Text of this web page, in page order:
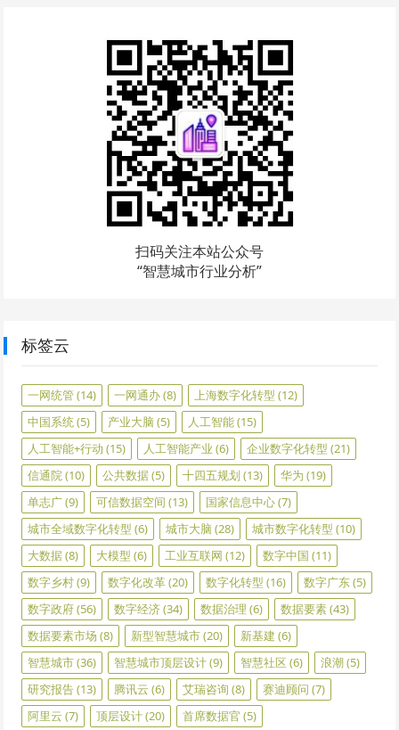
扫码关注本站公众号
“智慧城市行业分析”
标签云
一网统管(14) 一网通办(8) 上海数字化转型 (12)
中国系统(5) 产业大脑 (5) 人工智能(15)
人工智能+行动 (15) 人工智能产业 (6) 企业数字化转型 (21)
信通院(10) 公共数据(5) 十四五规划 (13) 华为 (19)
单志广(9) 可信数据空间 (13) 国家信息中心(7)
城市全域数字化转型 (6) 城市大脑 (28) 城市数字化转型 (10)
大数据(8) 大模型 (6) 工业互联网 (12) 数字中国 (11)
数字乡村(9) 数字化改革(20) 数字化转型 (16) 数字广东(5)
数字政府(56) 数字经济(34) 数据治理 (6) 数据要素(43)
数据要素市场 (8) 新型智慧城市(20) 新基建 (6)
智慧城市(36) 智慧城市顶层设计(9) 智慧社区 (6) 浪潮(5)
研究报告(13) 腾讯云 (6) 艾瑞咨询 (8) 赛迪顾问 (7)
阿里云 (7) 顶层设计(20) 首席数据官 (5)